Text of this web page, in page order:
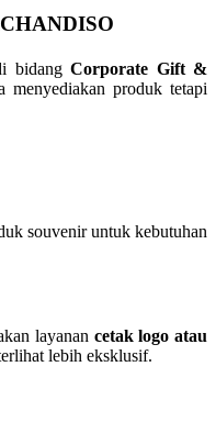
bidang Corporate Gift &
menyediakan produk tetapi
souvenir untuk kebutuhan
layanan cetak logo atau
lebih eksklusif.